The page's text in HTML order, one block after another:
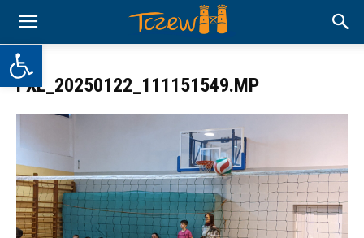
Otwórz pasek narzędzi
PXL_20250122_111151549.MP